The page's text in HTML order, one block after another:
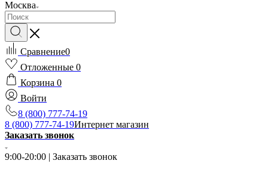
Москва
Сравнение0
Отложенные 0
Корзина 0
Войти
8 (800) 777-74-19
8 (800) 777-74-19Интернет магазин
Заказать звонок
9:00-20:00 | Заказать звонок